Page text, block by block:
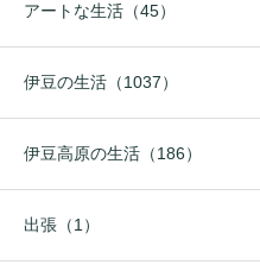
アートな生活（45）
伊豆の生活（1037）
伊豆高原の生活（186）
出張（1）